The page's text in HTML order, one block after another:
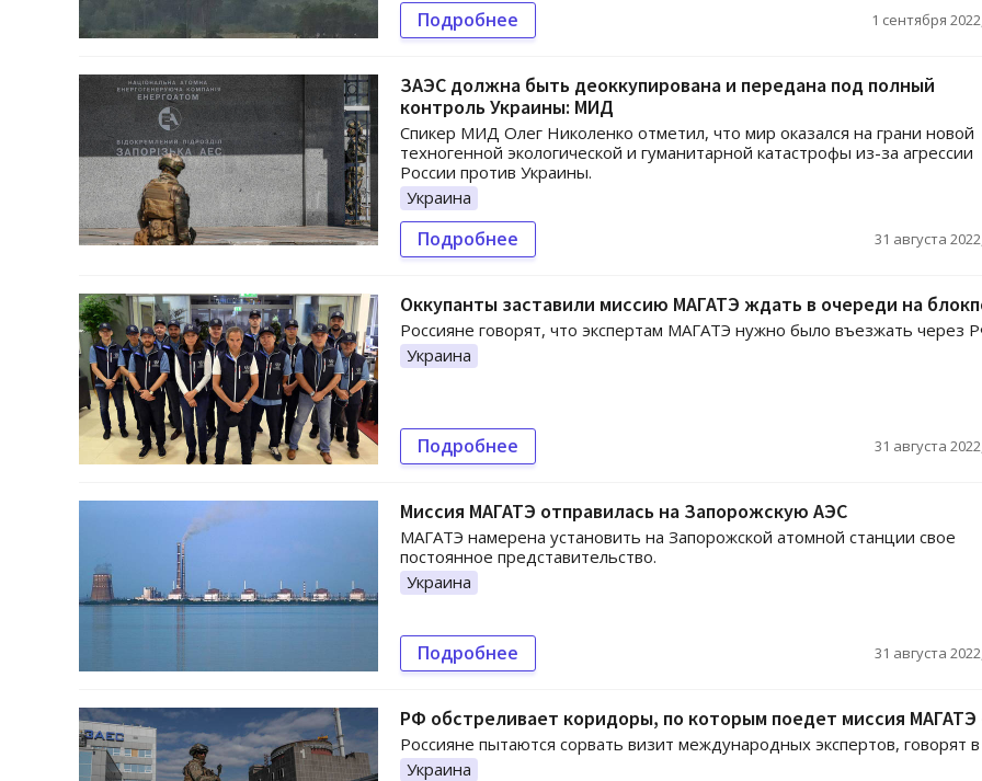
Подробнее 1 сентября
ЗАЭС должна быть деоккупирована и передана под полный
контроль Украины: МИД
Спикер МИД Олег Николенко отметил, что мир оказался на грани новой
техногенной экологической и гуманитарной катастрофы из-за агрессии
России против Украины.
Украина
Подробнее 31 августа
Оккупанты заставили миссию МАГАТЭ ждать в очереди на
Россияне говорят, что экспертам МАГАТЭ нужно было въезжать через
Украина
Подробнее 31 августа
Миссия МАГАТЭ отправилась на Запорожскую АЭС
МАГАТЭ намерена установить на Запорожской атомной станции свое
постоянное представительство.
Украина
Подробнее 31 августа
РФ обстреливает коридоры, по которым поедет миссия МАГАТЭ
Россияне пытаются сорвать визит международных экспертов, говорят
Украина